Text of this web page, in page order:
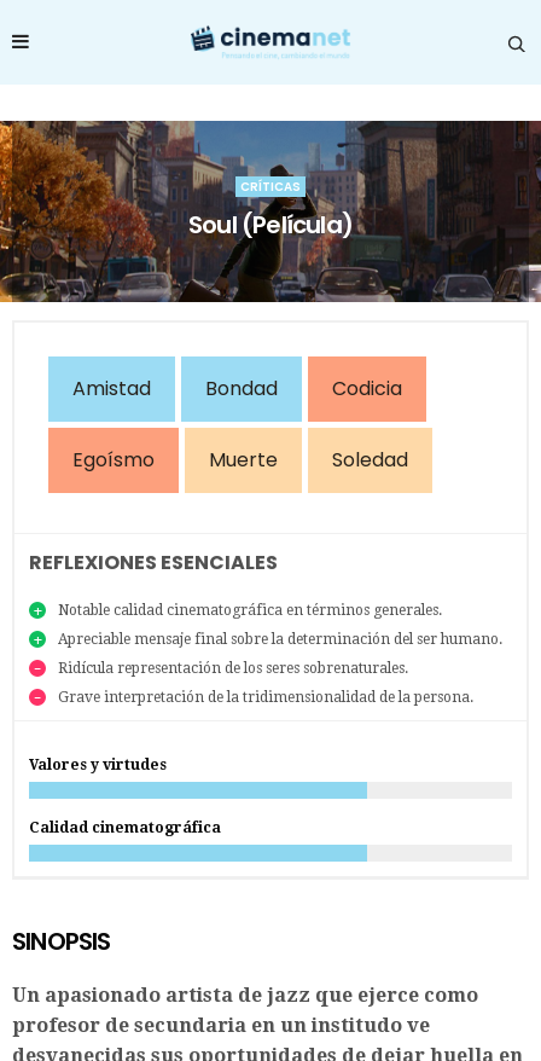
CRÍTICAS
Soul (Película)
Amistad Bondad Codicia
Egoísmo Muerte Soledad
REFLEXIONES ESENCIALES
Notable calidad cinematográfica en términos generales.
Apreciable mensaje final sobre la determinación del ser humano.
Ridícula representación de los seres sobrenaturales.
Grave interpretación de la tridimensionalidad de la persona.
Valores y virtudes
Calidad cinematográfica
SINOPSIS
Un apasionado artista de jazz que ejerce como
profesor de secundaria en un institudo ve
desvanecidas sus oportunidades de dejar huella en